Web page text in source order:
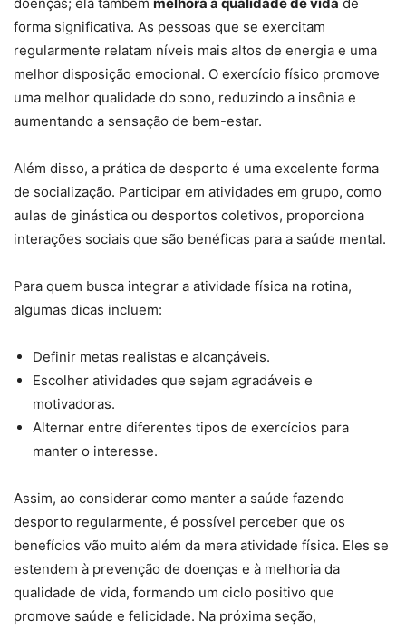
forma significativa. As pessoas que se exercitam
regularmente relatam níveis mais altos de energia e uma
melhor disposição emocional. O exercício físico promove
uma melhor qualidade do sono, reduzindo a insônia e
aumentando a sensação de bem-estar.
Além disso, a prática de desporto é uma excelente forma
de socialização. Participar em atividades em grupo, como
aulas de ginástica ou desportos coletivos, proporciona
interações sociais que são benéficas para a saúde mental.
Para quem busca integrar a atividade física na rotina,
algumas dicas incluem:
Definir metas realistas e alcançáveis.
Escolher atividades que sejam agradáveis e
motivadoras.
Alternar entre diferentes tipos de exercícios para
manter o interesse.
Assim, ao considerar como manter a saúde fazendo
desporto regularmente, é possível perceber que os
benefícios vão muito além da mera atividade física. Eles se
estendem à prevenção de doenças e à melhoria da
qualidade de vida, formando um ciclo positivo que
promove saúde e felicidade. Na próxima seção,